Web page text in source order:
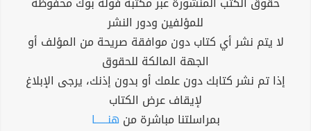
للمؤلفين ودور النشر
لا يتم نشر أي كتاب دون موافقة صريحة من المؤلف أو
الجهة المالكة للحقوق
إذا تم نشر كتابك دون علمك أو بدون إذنك، يرجى الإبلاغ
لإيقاف عرض الكتاب
بمراسلتنا مباشرة من هنــــــا